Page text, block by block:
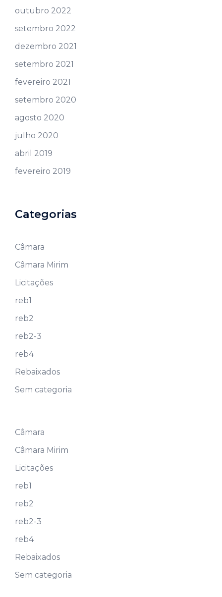
outubro 2022
setembro 2022
dezembro 2021
setembro 2021
fevereiro 2021
setembro 2020
agosto 2020
julho 2020
abril 2019
fevereiro 2019
Categorias
Câmara
Câmara Mirim
Licitações
reb1
reb2
reb2-3
reb4
Rebaixados
Sem categoria
Câmara
Câmara Mirim
Licitações
reb1
reb2
reb2-3
reb4
Rebaixados
Sem categoria